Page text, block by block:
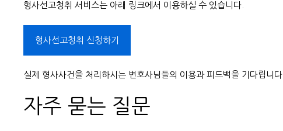
형사선고청취 서비스는 아래 링크에서 이용하실 수 있습니다.
형사선고청취 신청하기
실제 형사사건을 처리하시는 변호사님들의 이용과 피드백을 기다립니다.
자주 묻는 질문